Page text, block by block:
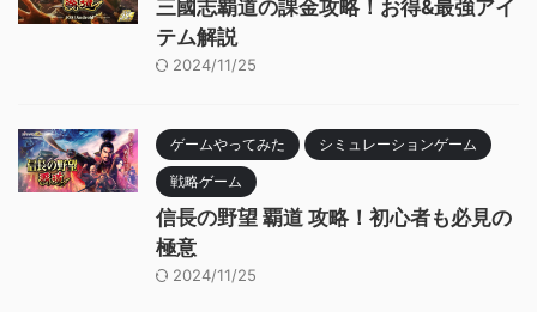
三國志覇道の課金攻略！お得&最強アイ
テム解説
2024/11/25
ゲームやってみた シミュレーションゲーム
戦略ゲーム
信長の野望 覇道 攻略！初心者も必見の
極意
2024/11/25